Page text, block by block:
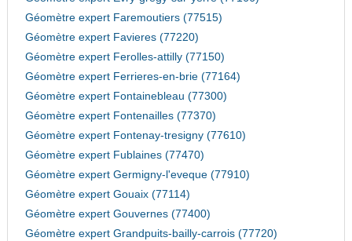
Géomètre expert Faremoutiers (77515)
Géomètre expert Favieres (77220)
Géomètre expert Ferolles-attilly (77150)
Géomètre expert Ferrieres-en-brie (77164)
Géomètre expert Fontainebleau (77300)
Géomètre expert Fontenailles (77370)
Géomètre expert Fontenay-tresigny (77610)
Géomètre expert Fublaines (77470)
Géomètre expert Germigny-l'eveque (77910)
Géomètre expert Gouaix (77114)
Géomètre expert Gouvernes (77400)
Géomètre expert Grandpuits-bailly-carrois (77720)